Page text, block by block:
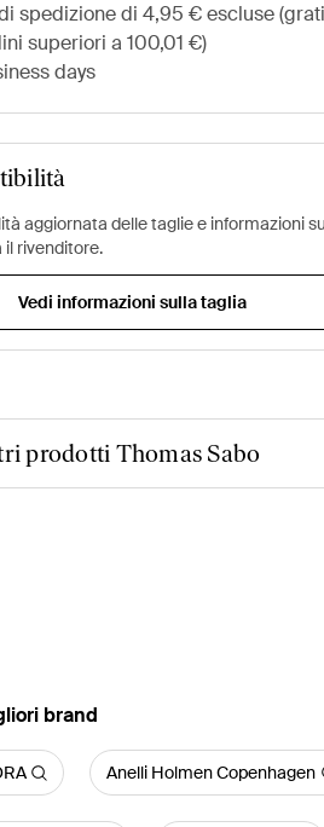
superiori a 100,01 €)
days
aggiornata delle taglie e informazioni
il rivenditore.
Vedi informazioni sulla taglia
prodotti Thomas Sabo
brand
Anelli Holmen Copenhagen